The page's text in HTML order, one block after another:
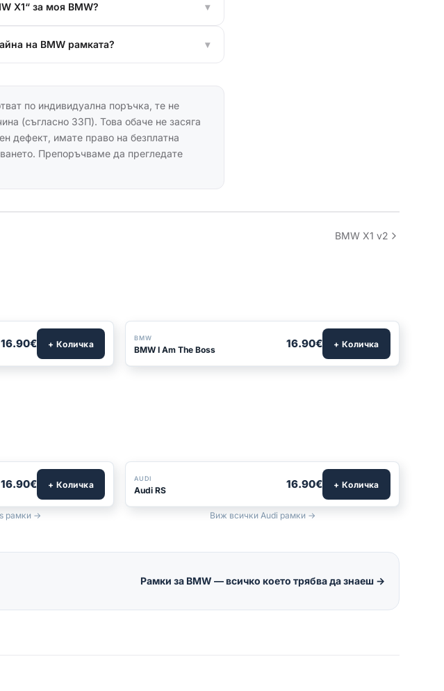
X1“ за моя BMW? ▾
на BMW рамката? ▾
по индивидуална поръчка, те не
(съгласно ЗЗП). Това обаче не засяга
дефект, имате право на безплатна
Препоръчваме да прегледате
BMW X1 v2
16.90€ + Количка
BMW
BMW I Am The Boss 16.90€ + Количка
16.90€ + Количка
рамки →
AUDI
Audi RS 16.90€ + Количка
Виж всички Audi рамки →
Рамки за BMW — всичко което трябва да знаеш →